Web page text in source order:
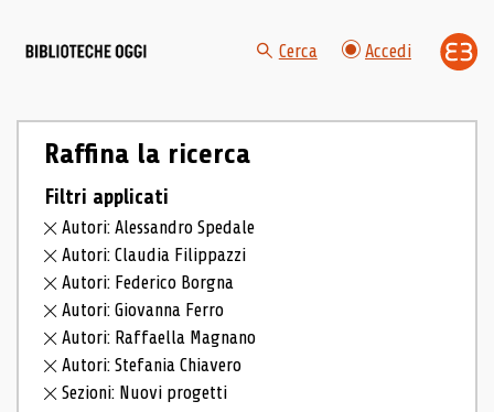
Cerca Accedi
Raffina la ricerca
Filtri applicati
Autori: Alessandro Spedale
Autori: Claudia Filippazzi
Autori: Federico Borgna
Autori: Giovanna Ferro
Autori: Raffaella Magnano
Autori: Stefania Chiavero
Sezioni: Nuovi progetti